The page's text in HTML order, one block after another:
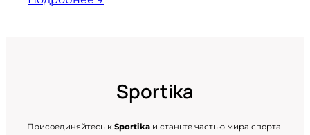
Sportika
Присоединяйтесь к Sportika и станьте частью мира спорта!